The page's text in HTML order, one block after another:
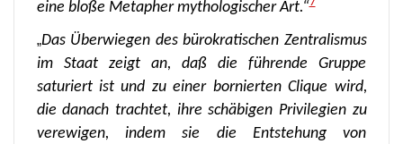
eine bloße Metapher mythologischer Art.“
„Das Überwiegen des bürokratischen Zentralismus
im Staat zeigt an, daß die führende Gruppe
saturiert ist und zu einer bornierten Clique wird,
die danach trachtet, ihre schäbigen Privilegien zu
verewigen, indem sie die Entstehung von